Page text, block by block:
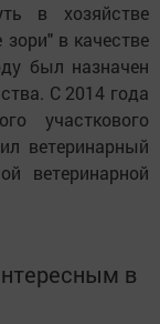
в хозяйстве
в качестве
был назначен
С 2014 года
участкового
ветеринарный
ветеринарной
в